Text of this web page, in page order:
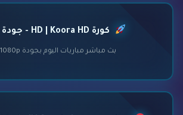
كورة HD | Koora HD - جودة 1080p
بث مباشر مباريات اليوم بجودة 1080p عالية